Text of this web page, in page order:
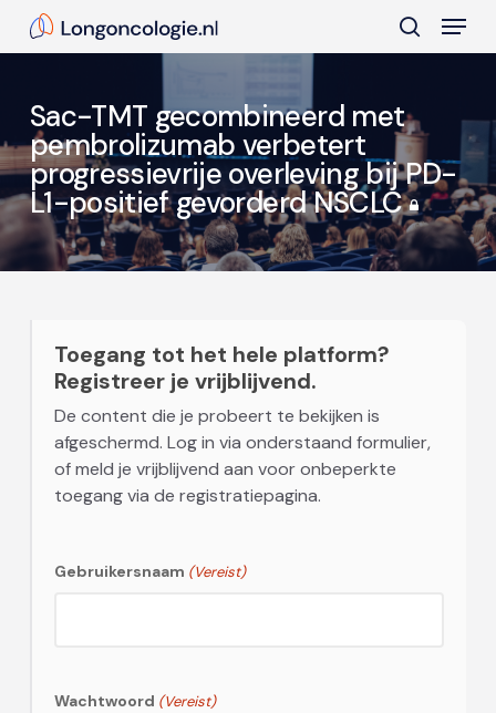
search
Menu
Sac-TMT gecombineerd met
pembrolizumab verbetert
progressievrije overleving bij PD-
L1-positief gevorderd NSCLC
Toegang tot het hele platform?
Registreer je vrijblijvend.
De content die je probeert te bekijken is
afgeschermd. Log in via onderstaand formulier,
of meld je vrijblijvend aan voor onbeperkte
toegang via de registratiepagina.
Gebruikersnaam (Vereist)
Wachtwoord (Vereist)